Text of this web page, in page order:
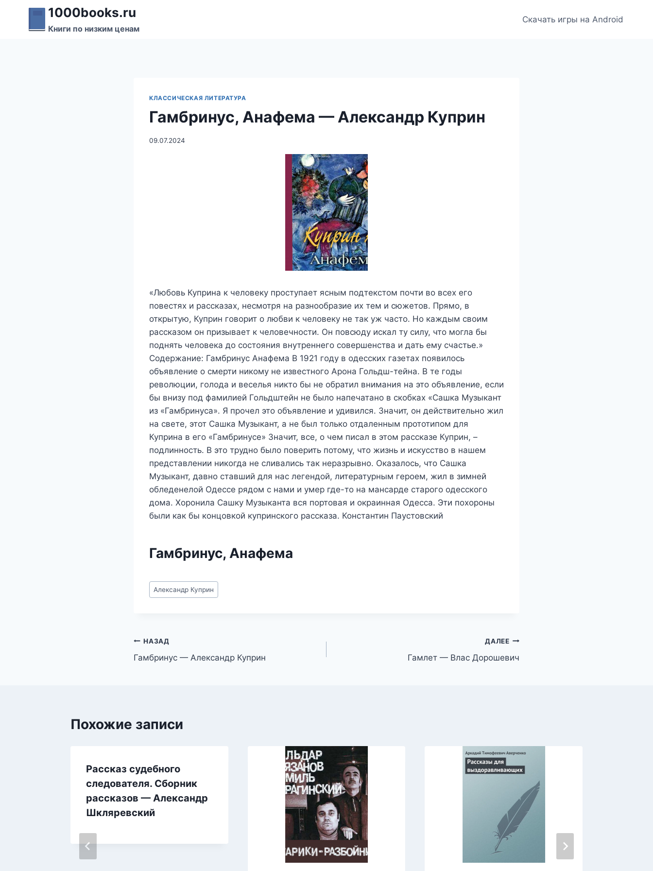
Перейти
содержимому
1000books.ru
Книги по низким ценам
Скачать игры на Android
КЛАССИЧЕСКАЯ ЛИТЕРАТУРА
Гамбринус, Анафема — Александр Куприн
09.07.2024
«Любовь Куприна к человеку проступает ясным подтекстом почти во всех его
повестях и рассказах, несмотря на разнообразие их тем и сюжетов. Прямо, в
открытую, Куприн говорит о любви к человеку не так уж часто. Но каждым своим
рассказом он призывает к человечности. Он повсюду искал ту силу, что могла бы
поднять человека до состояния внутреннего совершенства и дать ему счастье.»
Содержание: Гамбринус Анафема В 1921 году в одесских газетах появилось
объявление о смерти никому не известного Арона Гольдш-тейна. В те годы
революции, голода и веселья никто бы не обратил внимания на это объявление, если
бы внизу под фамилией Гольдштейн не было напечатано в скобках «Сашка Музыкант
из «Гамбринуса». Я прочел это объявление и удивился. Значит, он действительно жил
на свете, этот Сашка Музыкант, а не был только отдаленным прототипом для
Куприна в его «Гамбринусе» Значит, все, о чем писал в этом рассказе Куприн, –
подлинность. В это трудно было поверить потому, что жизнь и искусство в нашем
представлении никогда не сливались так неразрывно. Оказалось, что Сашка
Музыкант, давно ставший для нас легендой, литературным героем, жил в зимней
обледенелой Одессе рядом с нами и умер где-то на мансарде старого одесского
дома. Хоронила Сашку Музыканта вся портовая и окраинная Одесса. Эти похороны
были как бы концовкой купринского рассказа. Константин Паустовский
Гамбринус, Анафема
Метки
записи:
Александр Куприн
Навигация
по
НАЗАД
Гамбринус — Александр Куприн
ДАЛЕЕ
Гамлет — Влас Дорошевич
Похожие записи
Рассказ судебного
следователя. Сборник
рассказов — Александр
Шкляревский